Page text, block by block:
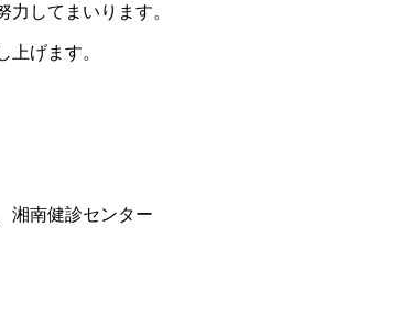
力してまいります。
上げます。